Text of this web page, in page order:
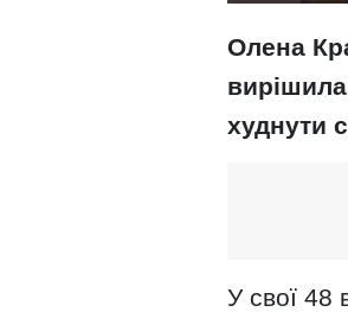
Олена
худнути
У свої 48